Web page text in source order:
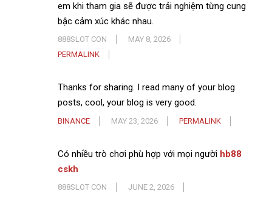
em khi tham gia sẽ được trải nghiệm từng cung
bậc cảm xúc khác nhau.
888SLOT CON
MAY 8, 2026
PERMALINK
Thanks for sharing. I read many of your blog
posts, cool, your blog is very good.
BINANCE MAY 23, 2026 PERMALINK
Có nhiều trò chơi phù hợp với mọi người hb88
cskh
888SLOT CON
JUNE 2, 2026